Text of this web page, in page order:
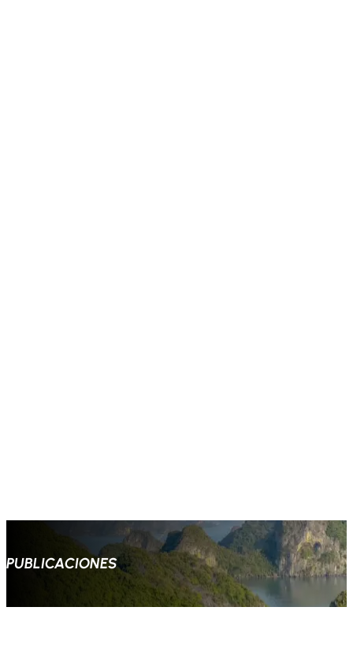
PUBLICACIONES